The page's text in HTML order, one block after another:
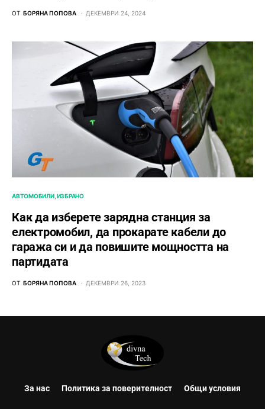
ОТ БОРЯНА ПОПОВА ДЕКЕМВРИ 24, 2024
АВТОМОБИЛИ ИЗБРАНО
Как да изберете зарядна станция за
електромобил, да прокарате кабели до
гаража си и да повишите мощността на
партидата
ОТ БОРЯНА ПОПОВА ДЕКЕМВРИ 26, 2023
За нас Политика за поверителност Общи условия